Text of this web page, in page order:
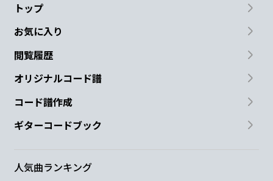
トップ
お気に入り
閲覧履歴
オリジナルコード譜
コード譜作成
ギターコードブック
人気曲ランキング